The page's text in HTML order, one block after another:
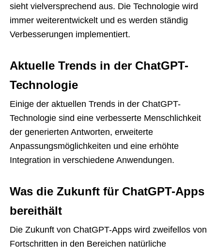
sieht vielversprechend aus. Die Technologie wird
immer weiterentwickelt und es werden ständig
Verbesserungen implementiert.
Aktuelle Trends in der ChatGPT-
Technologie
Einige der aktuellen Trends in der ChatGPT-
Technologie sind eine verbesserte Menschlichkeit
der generierten Antworten, erweiterte
Anpassungsmöglichkeiten und eine erhöhte
Integration in verschiedene Anwendungen.
Was die Zukunft für ChatGPT-Apps
bereithält
Die Zukunft von ChatGPT-Apps wird zweifellos von
Fortschritten in den Bereichen natürliche